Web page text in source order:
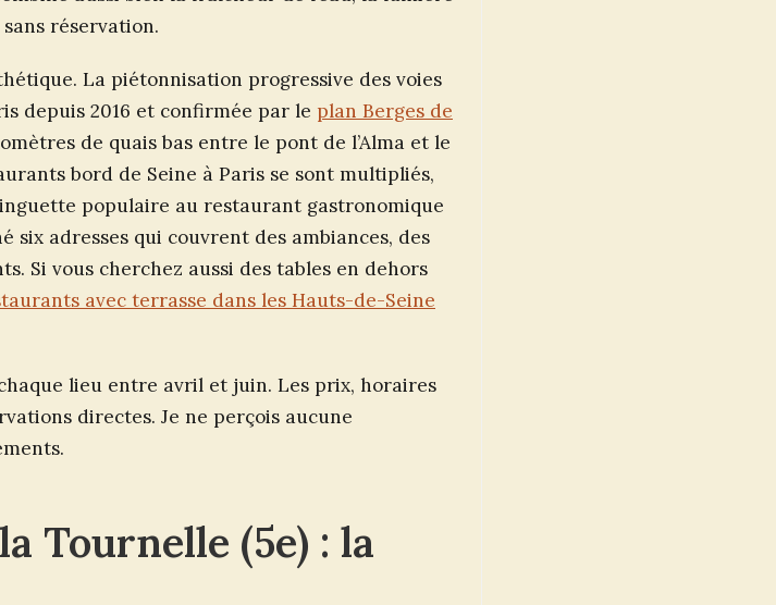
réservation.
La piétonnisation progressive des voies
depuis 2016 et confirmée par le plan Berges de
de quais bas entre le pont de l’Alma et le
bord de Seine à Paris se sont multipliés,
populaire au restaurant gastronomique
six adresses qui couvrent des ambiances, des
Si vous cherchez aussi des tables en dehors
avec terrasse dans les Hauts-de-Seine
lieu entre avril et juin. Les prix, horaires
directes. Je ne perçois aucune
Tournelle (5e) : la